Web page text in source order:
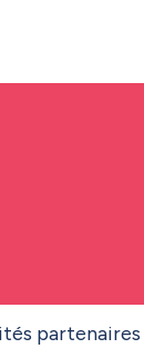
partenaires